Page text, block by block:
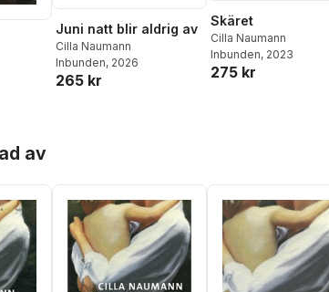
antal röster:
Juni natt blir aldrig av
Cilla Naumann
Inbunden, 2026
265 kr
Skäret
Cilla Naumann
Inbunden, 2023
275 kr
av